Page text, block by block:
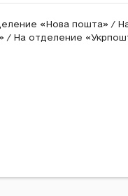
«Нова пошта» /
/ На отделение